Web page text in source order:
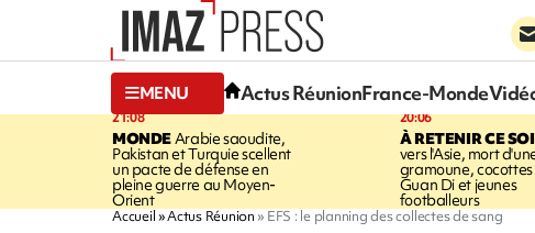
MENU Actus RéunionFrance-Monde
21:08
MONDE Arabie saoudite,
Pakistan et Turquie scellent
un pacte de défense en
pleine guerre au Moyen-
Orient
20:06
À RETENIR CE
vers l'Asie, mort
gramoune,
Guan Di et jeunes
footballeurs
Accueil Actus Réunion EFS : le planning des collectes de sang